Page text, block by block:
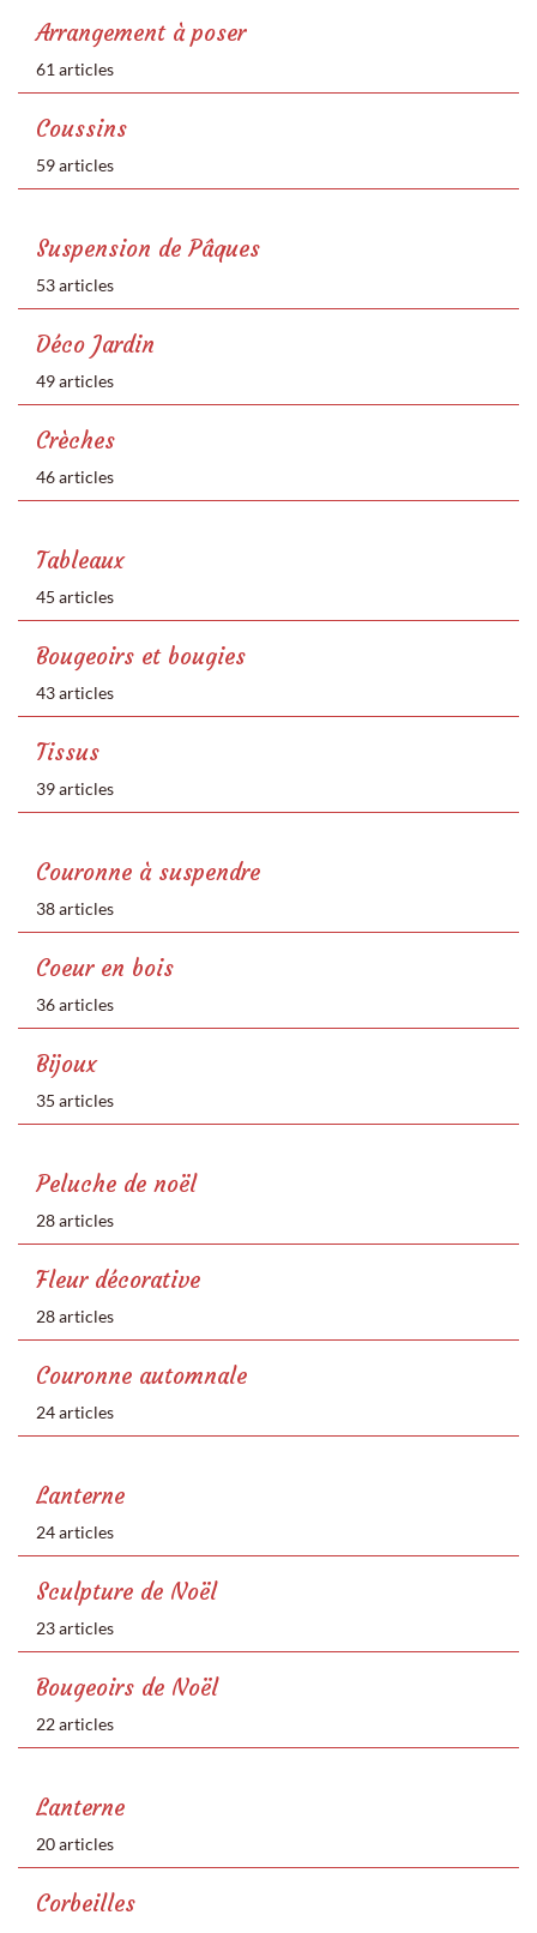
Arrangement à poser
61 articles
Coussins
59 articles
Suspension de Pâques
53 articles
Déco Jardin
49 articles
Crèches
46 articles
Tableaux
45 articles
Bougeoirs et bougies
43 articles
Tissus
39 articles
Couronne à suspendre
38 articles
Coeur en bois
36 articles
Bijoux
35 articles
Peluche de noël
28 articles
Fleur décorative
28 articles
Couronne automnale
24 articles
Lanterne
24 articles
Sculpture de Noël
23 articles
Bougeoirs de Noël
22 articles
Lanterne
20 articles
Corbeilles